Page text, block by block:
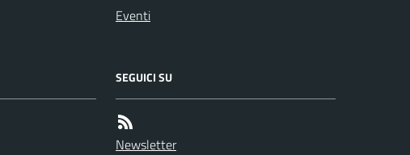
Eventi
SEGUICI SU
Newsletter